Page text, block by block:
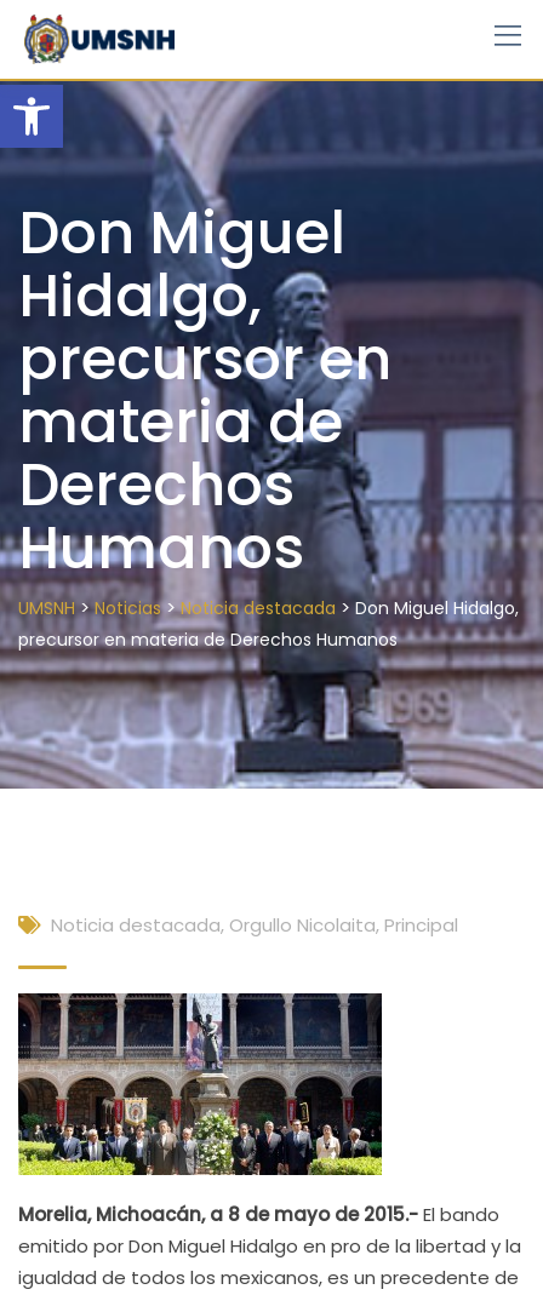
Open toolbar
Skip
content
Don Miguel
Hidalgo,
precursor en
materia de
Derechos
Humanos
UMSNH>Noticias>Noticia destacada > Don Miguel Hidalgo,
precursor en materia de Derechos Humanos
Noticia destacada, Orgullo Nicolaita, Principal
Morelia, Michoacán, a 8 de mayo de 2015.-El bando
emitido por Don Miguel Hidalgo en pro de la libertad y la
igualdad de todos los mexicanos, es un precedente de